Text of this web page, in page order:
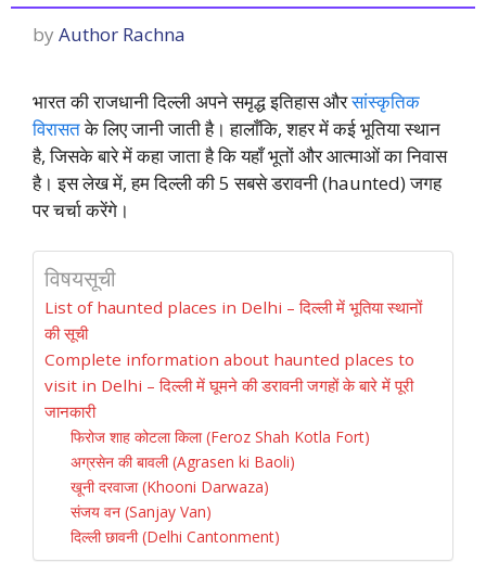
by Author Rachna
भारत की राजधानी दिल्ली अपने समृद्ध इतिहास औरसांस्कृतिक
विरासतके लिए जानी जाती है। हालाँकि, शहर में कई भूतिया स्थान
है, जिसके बारे में कहा जाता है कि यहाँ भूतों और आत्माओं का निवास
है। इस लेख में, हम दिल्ली की 5 सबसे डरावनी (haunted) जगह
पर चर्चा करेंगे।
विषयसूची
List of haunted places in Delhi – दिल्ली में भूतिया स्थानों
की सूची
Complete information about haunted places to
visit in Delhi – दिल्ली में घूमने की डरावनी जगहों के बारे में पूरी
जानकारी
फिरोज शाह कोटला किला (Feroz Shah Kotla Fort)
अग्रसेन की बावली (Agrasen ki Baoli)
खूनी दरवाजा (Khooni Darwaza)
संजय वन (Sanjay Van)
दिल्ली छावनी (Delhi Cantonment)